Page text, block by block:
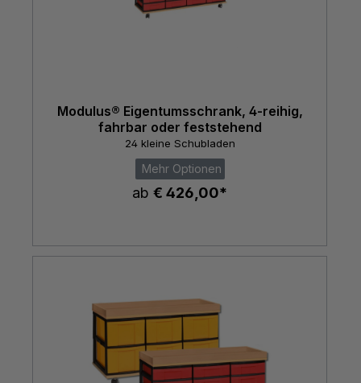
Modulus® Eigentumsschrank, 4-reihig,
fahrbar oder feststehend
24 kleine Schubladen
Mehr Optionen
ab € 426,00*